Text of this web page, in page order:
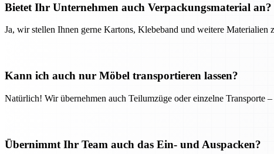
Bietet Ihr Unternehmen auch Verpackungsmaterial an?
Ja, wir stellen Ihnen gerne Kartons, Klebeband und weitere
Kann ich auch nur Möbel transportieren lassen?
Natürlich! Wir übernehmen auch Teilumzüge oder einzelne Transporte
Übernimmt Ihr Team auch das Ein- und Auspacken?